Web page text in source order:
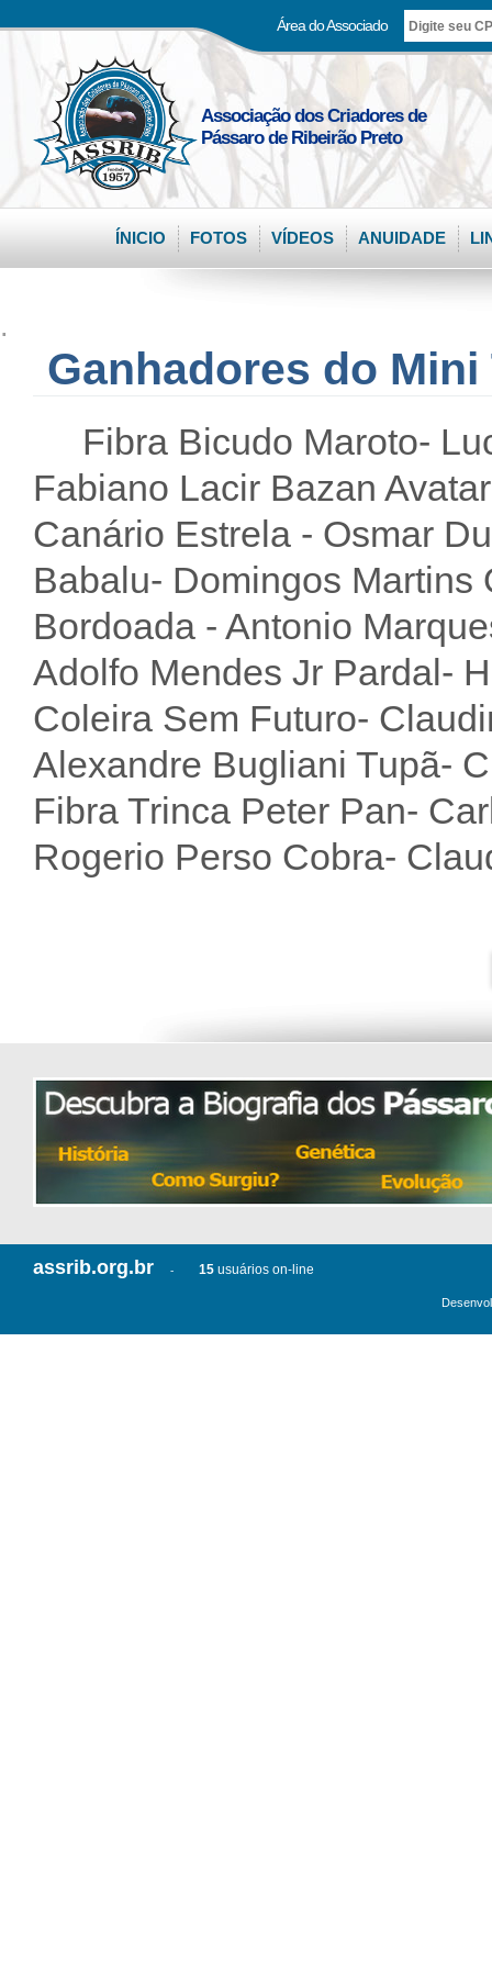
Área do Associado
Associação dos Criadores de
Pássaro de Ribeirão Preto
ÍNICIO FOTOS VÍDEOS ANUIDADE
.
Ganhadores do Mini
Fibra Bicudo Maroto-
Fabiano Lacir Bazan
Canário Estrela - Osmar
Babalu- Domingos
Bordoada - Antonio
Adolfo Mendes Jr Pardal-
Coleira Sem Futuro-
Alexandre Bugliani Tupã-
Fibra Trinca Peter Pan-
Rogerio Perso Cobra-
assrib.org.br - 15 usuários on-line